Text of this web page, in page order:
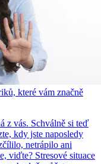
které vám značně
z vás. Schválně si teď
kdy jste naposledy
netrápilo ani
viďte? Stresové situace